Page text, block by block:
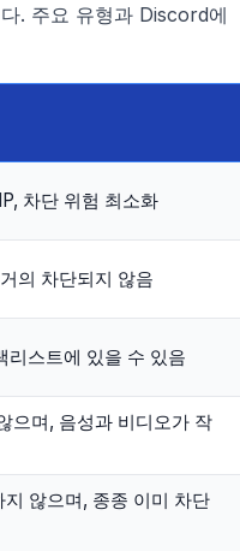
. 주요 유형과 Discord에
차단 위험 최소화
의 차단되지 않음
리스트에 있을 수 있음
으며, 음성과 비디오가 작
않으며, 종종 이미 차단